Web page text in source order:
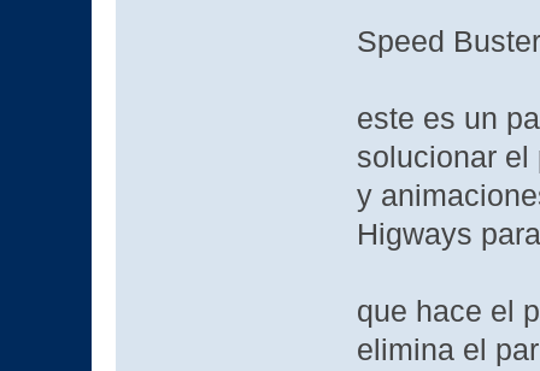
Speed
este es un
solucionar el
y
Higways
que hace el
elimina el